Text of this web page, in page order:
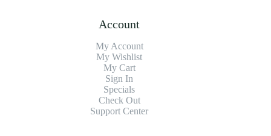
Account
My Account
My Wishlist
My Cart
Sign In
Specials
Check Out
Support Center